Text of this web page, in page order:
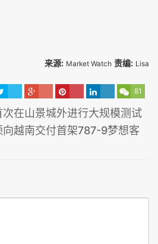
来源: Market Watch 责编: Lisa
81
在山景城外进行大规模测试
向越南交付首架787-9梦想客